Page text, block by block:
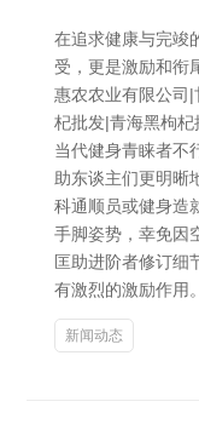
在追求健康与完竣
受，更是激励和衔
惠农农业有限公司
杞批发|青海黑枸
当代健身青睐者不
助东谈主们更明晰
科通顺员或健身造
手脚姿势，幸免因
匡助进阶者修订细
有激烈的激励作用
新闻动态